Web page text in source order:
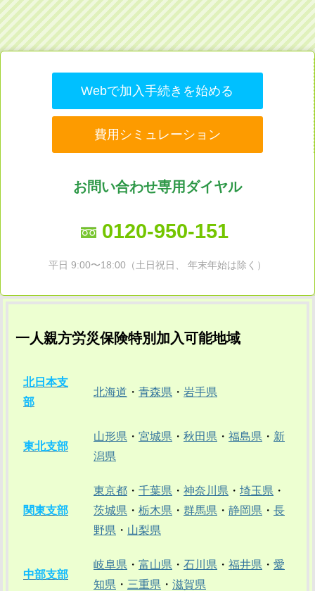
Webで加入手続きを始める
費用シミュレーション
お問い合わせ専用ダイヤル
0120-950-151
平日 9:00〜18:00（土日祝日、 年末年始は除く）
一人親方労災保険特別加入可能地域
北日本支
部
北海道 ・ 青森県 ・ 岩手県
東北支部
山形県 ・ 宮城県 ・ 秋田県 ・ 福島県 ・ 新
潟県
関東支部
東京都 ・ 千葉県 ・ 神奈川県 ・ 埼玉県 ・
茨城県 ・ 栃木県 ・ 群馬県 ・ 静岡県 ・ 長
野県 ・ 山梨県
中部支部
岐阜県 ・ 富山県 ・ 石川県 ・ 福井県 ・ 愛
知県 ・ 三重県 ・ 滋賀県